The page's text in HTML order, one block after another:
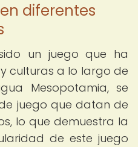
diferentes
un juego que ha
culturas a lo largo de
Mesopotamia, se
juego que datan de
lo que demuestra la
de este juego